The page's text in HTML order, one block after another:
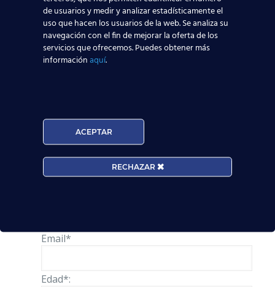
e internacionales nos avalan. Te
orientaremos en todo momento y
te guiaremos para que consigas
tus metas profesionales.
esperamos!
Solicita información
Nombre*
Email*
Edad*:
de usuarios y medir y analizar estadísticamente el
uso que hacen los usuarios de la web. Se analiza su
navegación con el fin de mejorar la oferta de los
servicios que ofrecemos. Puedes obtener más
informaciónaquí.
ACEPTAR
RECHAZAR